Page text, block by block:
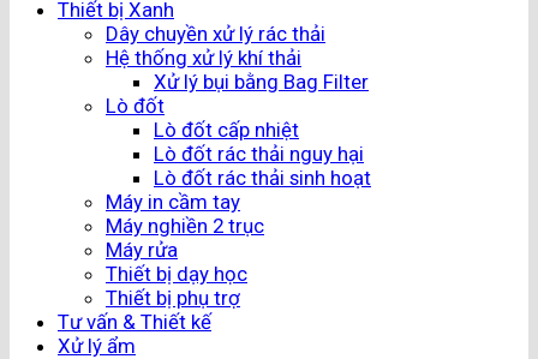
Thiết bị Xanh
Dây chuyền xử lý rác thải
Hệ thống xử lý khí thải
Xử lý bụi bằng Bag Filter
Lò đốt
Lò đốt cấp nhiệt
Lò đốt rác thải nguy hại
Lò đốt rác thải sinh hoạt
Máy in cầm tay
Máy nghiền 2 trục
Máy rửa
Thiết bị dạy học
Thiết bị phụ trợ
Tư vấn & Thiết kế
Xử lý ẩm